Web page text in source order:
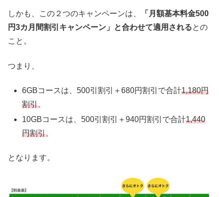
しかも、この２つのキャンペーンは、
「月額基本料金500
円3カ月間割引キャンペーン」と合わせて適用されるとの
こと。
つまり、
6GBコースは、500引割引＋680円割引で合計1,180円
割引。
10GBコースは、500引割引＋940円割引で合計1,440
円割引。
となります。